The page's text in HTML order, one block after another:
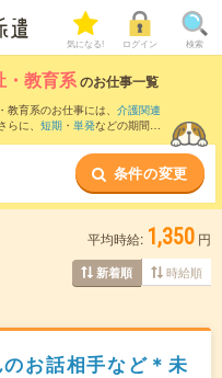
気になる! ログイン 検索
・教育系のお仕事一覧
育系のお仕事には、 介護関連
に、 短期 ・ 単発などの期間
条件の変更
平均時給: 1,350 円
新着順 時給順
お話相手など＊未